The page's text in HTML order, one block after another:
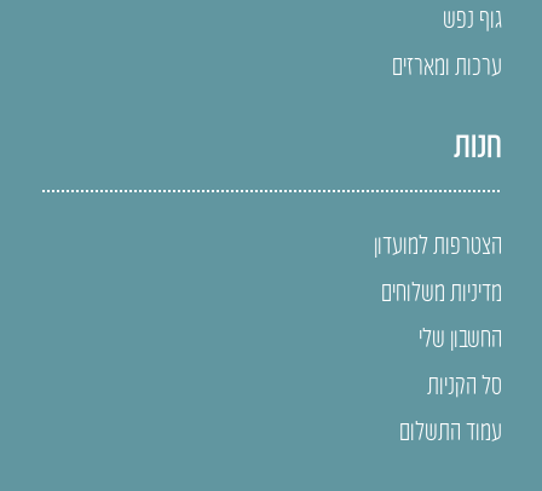
גוף נפש
ערכות ומארזים
חנות
הצטרפות למועדון
מדיניות משלוחים
החשבון שלי
סל הקניות
עמוד התשלום